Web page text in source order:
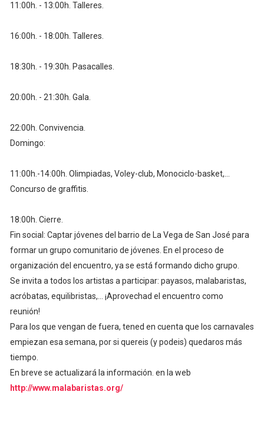
11:00h. - 13:00h. Talleres.
16:00h. - 18:00h. Talleres.
18:30h. - 19:30h. Pasacalles.
20:00h. - 21:30h. Gala.
22:00h. Convivencia.
Domingo:
11:00h.-14:00h. Olimpiadas, Voley-club, Monociclo-basket,...
Concurso de graffitis.
18:00h. Cierre.
Fin social: Captar jóvenes del barrio de La Vega de San José para
formar un grupo comunitario de jóvenes. En el proceso de
organización del encuentro, ya se está formando dicho grupo.
Se invita a todos los artistas a participar: payasos, malabaristas,
acróbatas, equilibristas,... ¡Aprovechad el encuentro como
reunión!
Para los que vengan de fuera, tened en cuenta que los carnavales
empiezan esa semana, por si quereis (y podeis) quedaros más
tiempo.
En breve se actualizará la información. en la web
http://www.malabaristas.org/